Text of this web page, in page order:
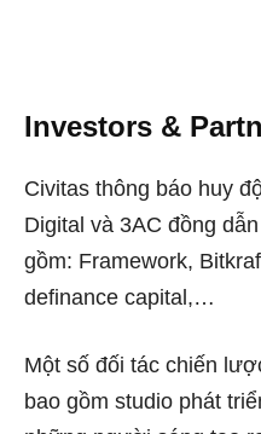
Investors &
Civitas thông báo huy
Digital và 3AC đồng
gồm: Framework,
definance capital,…
Một số đối tác chiến
bao gồm studio phát